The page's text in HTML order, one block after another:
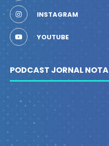
INSTAGRAM
YOUTUBE
PODCAST JORNAL NOTA